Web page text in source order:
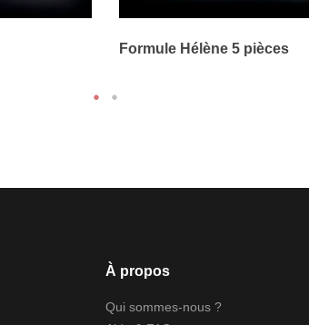
Formule Hélène 5 pièces
À propos
Qui sommes-nous ?